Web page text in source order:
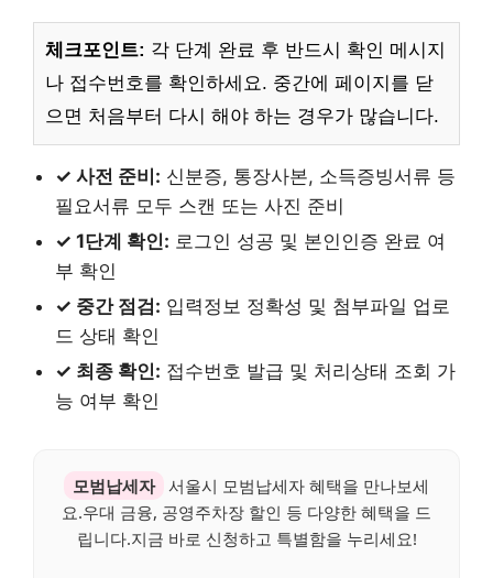
체크포인트: 각 단계 완료 후 반드시 확인 메시지
나 접수번호를 확인하세요. 중간에 페이지를 닫
으면 처음부터 다시 해야 하는 경우가 많습니다.
✓ 사전 준비: 신분증, 통장사본, 소득증빙서류 등
필요서류 모두 스캔 또는 사진 준비
✓ 1단계 확인: 로그인 성공 및 본인인증 완료 여
부 확인
✓ 중간 점검: 입력정보 정확성 및 첨부파일 업로
드 상태 확인
✓ 최종 확인: 접수번호 발급 및 처리상태 조회 가
능 여부 확인
모범납세자 서울시 모범납세자 혜택을 만나보세
요.우대 금융, 공영주차장 할인 등 다양한 혜택을 드
립니다.지금 바로 신청하고 특별함을 누리세요!